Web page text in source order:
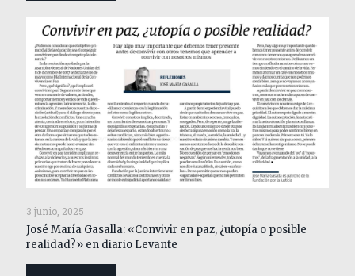
3 junio, 2025
José María Gasalla: «Convivir en paz, ¿utopía o posible
realidad?» en diario Levante